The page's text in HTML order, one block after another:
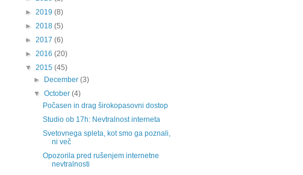
► 2019 (8)
► 2018 (5)
► 2017 (6)
► 2016 (20)
▼ 2015 (45)
►
December(3)
▼October(4)
Počasen in drag širokopasovni dostop
Studio ob 17h: Nevtralnost interneta
Svetovnega spleta, kot smo ga poznali,
ni več
Opozorila pred rušenjem internetne
nevtralnosti